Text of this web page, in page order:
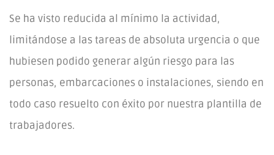
Se ha visto reducida al mínimo la actividad,
limitándose a las tareas de absoluta urgencia o que
hubiesen podido generar algún riesgo para las
personas, embarcaciones o instalaciones, siendo en
todo caso resuelto con éxito por nuestra plantilla de
trabajadores.